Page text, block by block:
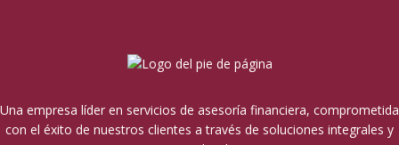
Una empresa líder en servicios de asesoría financiera, comprometida
con el éxito de nuestros clientes a través de soluciones integrales y